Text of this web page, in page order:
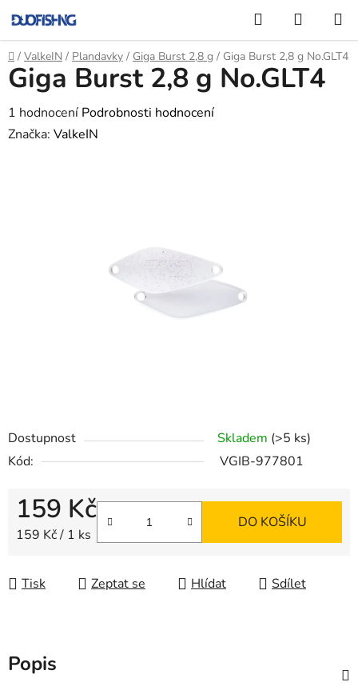
na
obsah
Hledat
KOŠÍK
Domů
/ ValkeIN / Plandavky / Giga Burst 2,8 g / Giga Burst 2,8 g No.GLT4
Dostupnost Skladem (>5 ks)
Kód:
VGIB-977801
159 Kč
Měrná cena:
159 Kč / 1 ks
DO KOŠÍKU
Tisk Zeptat se Hlídat Sdílet
Giga Burst 2,8 g No.GLT4
Průměrné
hodnocení
1 hodnocení Podrobnosti hodnocení
Značka: ValkeIN
Popis